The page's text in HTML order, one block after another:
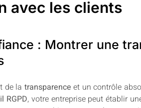
avec les clients
: Montrer une
de la transparence et un contrôle
RGPD, votre entreprise peut établir